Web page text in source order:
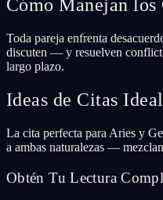
Cómo Manejan
Toda pareja enfrenta
discuten — y resuelven
largo plazo.
Ideas de Citas
La cita perfecta para Aries y
a ambas naturalezas —
Obtén Tu Lectura